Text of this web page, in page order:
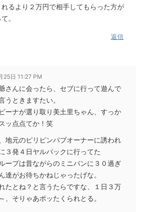
るより２万円で相手してもらった方が
。
返信
25日 11:27 PM
さんに会ったら、セブに行って遊んで
うときますたい。
ーナが選り取り美土里ちゃん、すっか
ッ点点てか！笑
地元のピリピンパブオーナーに誘われ
３発４日ヤルパックに行ってた
ープは昔ながらのミニバンに３０過ぎ
達がお待ちかねじゃったげな。
たとね？と言うたらですな、１日３万
、そりゃあポッたくられとる。